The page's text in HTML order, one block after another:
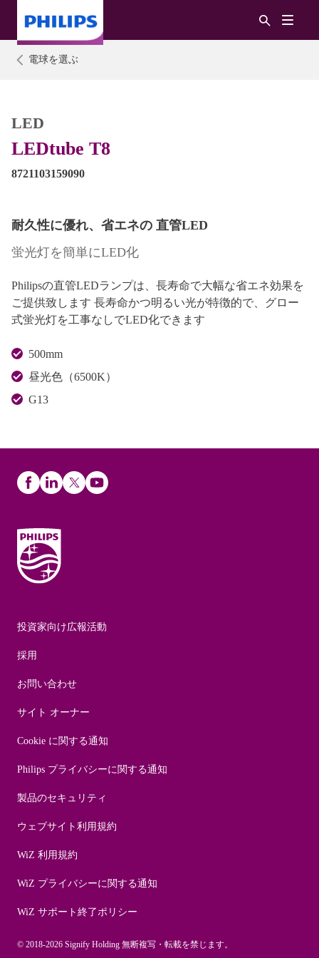
電球を選ぶ
LEDtube T8
LED
8721103159090
耐久性に優れ、省エネの 直管LED
蛍光灯を簡単にLED化
Philipsの直管LEDランプは、長寿命で大幅な省エネ効果を
ご提供致します 長寿命かつ明るい光が特徴的で、グロー
式蛍光灯を工事なしでLED化できます
500mm
昼光色（6500K）
G13
投資家向け広報活動
採用
お問い合わせ
サイト オーナー
Cookie に関する通知
Philips プライバシーに関する通知
製品のセキュリティ
ウェブサイト利用規約
WiZ 利用規約
WiZ プライバシーに関する通知
WiZ サポート終了ポリシー
© 2018-2026 Signify Holding 無断複写・転載を禁じます。